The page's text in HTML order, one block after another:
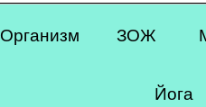
Организм ЗОЖ
Йога